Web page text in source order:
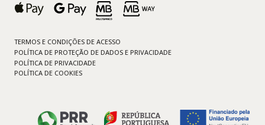
TERMOS E CONDIÇÕES DE ACESSO
POLÍTICA DE PROTEÇÃO DE DADOS E PRIVACIDADE
POLÍTICA DE PRIVACIDADE
POLÍTICA DE COOKIES